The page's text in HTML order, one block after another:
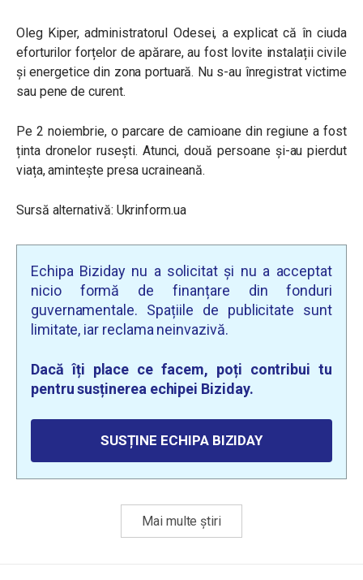
Oleg Kiper, administratorul Odesei, a explicat că în ciuda
eforturilor forțelor de apărare, au fost lovite instalații civile
și energetice din zona portuară. Nu s-au înregistrat victime
sau pene de curent.
Pe 2 noiembrie, o parcare de camioane din regiune a fost
ținta dronelor rusești. Atunci, două persoane și-au pierdut
viața, amintește presa ucraineană.
Sursă alternativă: Ukrinform.ua
Echipa Biziday nu a solicitat și nu a acceptat
nicio formă de finanțare din fonduri
guvernamentale. Spațiile de publicitate sunt
limitate, iar reclama neinvazivă.
Dacă îți place ce facem, poți contribui tu
pentru susținerea echipei Biziday.
SUSȚINE ECHIPA BIZIDAY
Mai multe știri